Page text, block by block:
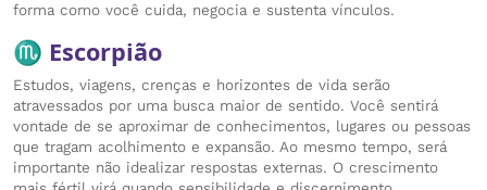
forma como você cuida, negocia e sustenta vínculos.
♏ Escorpião
Estudos, viagens, crenças e horizontes de vida serão
atravessados por uma busca maior de sentido. Você sentirá
vontade de se aproximar de conhecimentos, lugares ou pessoas
que tragam acolhimento e expansão. Ao mesmo tempo, será
importante não idealizar respostas externas. O crescimento